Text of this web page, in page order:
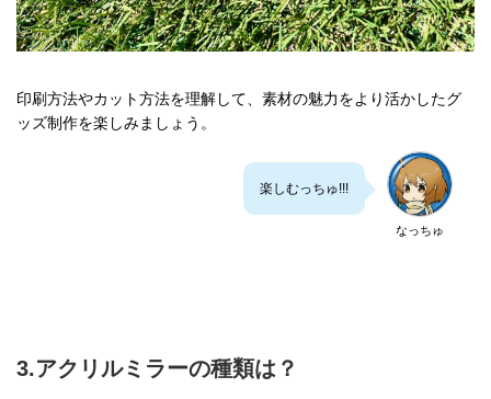
印刷方法やカット方法を理解して、素材の魅力をより活かしたグ
ッズ制作を楽しみましょう。
なっちゅ
楽しむっちゅ!!!
3.アクリルミラーの種類は？